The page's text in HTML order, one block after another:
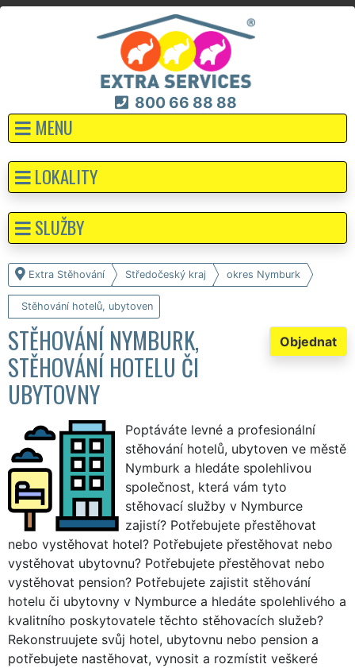
800 66 88 88
MENU
Extra Stěhování Středočeský kraj okres Nymburk
Stěhování hotelů, ubytoven
Objednat
STĚHOVÁNÍ NYMBURK,
STĚHOVÁNÍ HOTELU ČI
UBYTOVNY
Poptáváte levné a profesionální
stěhování hotelů, ubytoven ve městě
Nymburk a hledáte spolehlivou
společnost, která vám tyto
stěhovací služby v Nymburce
zajistí? Potřebujete přestěhovat
nebo vystěhovat hotel? Potřebujete přestěhovat nebo
vystěhovat ubytovnu? Potřebujete přestěhovat nebo
vystěhovat pension? Potřebujete zajistit stěhování
hotelu či ubytovny v Nymburce a hledáte spolehlivého a
kvalitního poskytovatele těchto stěhovacích služeb?
Rekonstruujete svůj hotel, ubytovnu nebo pension a
potřebujete nastěhovat, vynosit a rozmístit veškeré
LOKALITY
SLUŽBY